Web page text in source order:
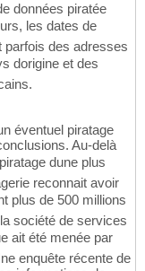
données piratée
les dates de
parfois des adresses
dorigine et des
éventuel piratage
Au-delà
dune plus
reconnait avoir
plus de 500 millions
société de services
ait été menée par
enquête récente de